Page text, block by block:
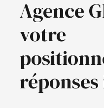
Agence
votre
réponses